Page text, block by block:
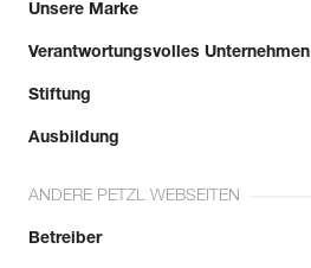
Unsere Marke
Verantwortungsvolles Unternehmen
Stiftung
Ausbildung
ANDERE PETZL WEBSEITEN
Betreiber